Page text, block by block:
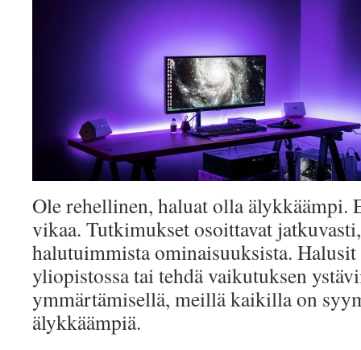
Ole rehellinen, haluat olla älykkäämpi.
vikaa. Tutkimukset osoittavat
halutuimmista ominaisuuksista. Halusit
yliopistossa tai tehdä vaikutuksen
ymmärtämisellä, meillä kaikilla on
älykkäämpiä.